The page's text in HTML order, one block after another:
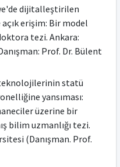
dijitalleştirilen
erişim: Bir model
tezi. Ankara:
Prof. Dr. Bülent
statü
yansıması:
üzerine bir
bilim uzmanlığı tezi.
(Danışman. Prof.